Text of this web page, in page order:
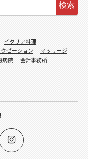
検索
イタリア料理
クゼーション
マッサージ
病院
会計事務所